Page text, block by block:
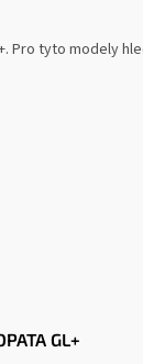
Pro tyto modely
GL+